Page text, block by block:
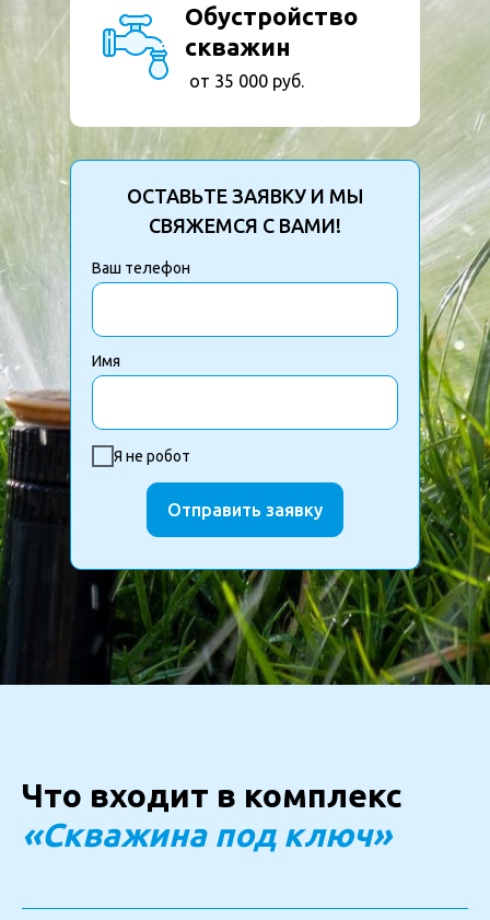
ОСТАВЬТЕ ЗАЯВКУ И МЫ
СВЯЖЕМСЯ С ВАМИ!
Ваш телефон
Имя
Я не робот
Отправить заявку
Обустройство
скважин
от 35 000 руб.
Что входит в комплекс
«Скважина под ключ»